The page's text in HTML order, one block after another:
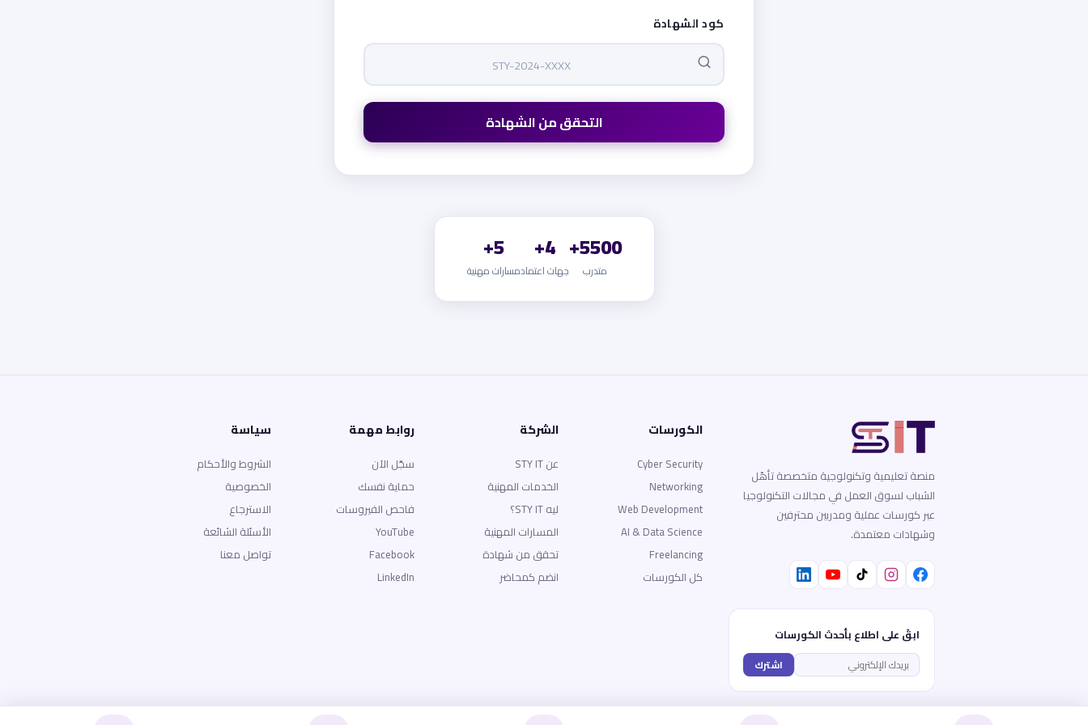
كود الشهادة
التحقق من الشهادة
5500+
متدرب
4+
جهات اعتماد
5+
مسارات مهنية
منصة تعليمية وتكنولوجية متخصصة تأهّل
الشباب لسوق العمل في مجالات التكنولوجيا
عبر كورسات عملية ومدربين محترفين
وشهادات معتمدة.
ابقَ على اطلاع بأحدث الكورسات
اشترك
الكورسات
Cyber Security
Networking
Web Development
AI & Data Science
Freelancing
كل الكورسات
الشركة
عن STY IT
الخدمات المهنية
ليه STY IT؟
المسارات المهنية
تحقق من شهادة
انضم كمحاضر
روابط مهمة
سجّل الآن
حماية نفسك
فاحص الفيروسات
YouTube
Facebook
LinkedIn
سياسة
الشروط والأحكام
الخصوصية
الاسترجاع
الأسئلة الشائعة
تواصل معنا